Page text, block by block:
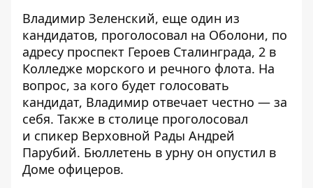
Владимир Зеленский, еще один из
кандидатов, проголосовал на Оболони, по
адресу проспект Героев Сталинграда, 2 в
Колледже морского и речного флота. На
вопрос, за кого будет голосовать
кандидат, Владимир отвечает честно — за
себя. Также в столице проголосовал
и спикер Верховной Рады Андрей
Парубий. Бюллетень в урну он опустил в
Доме офицеров.